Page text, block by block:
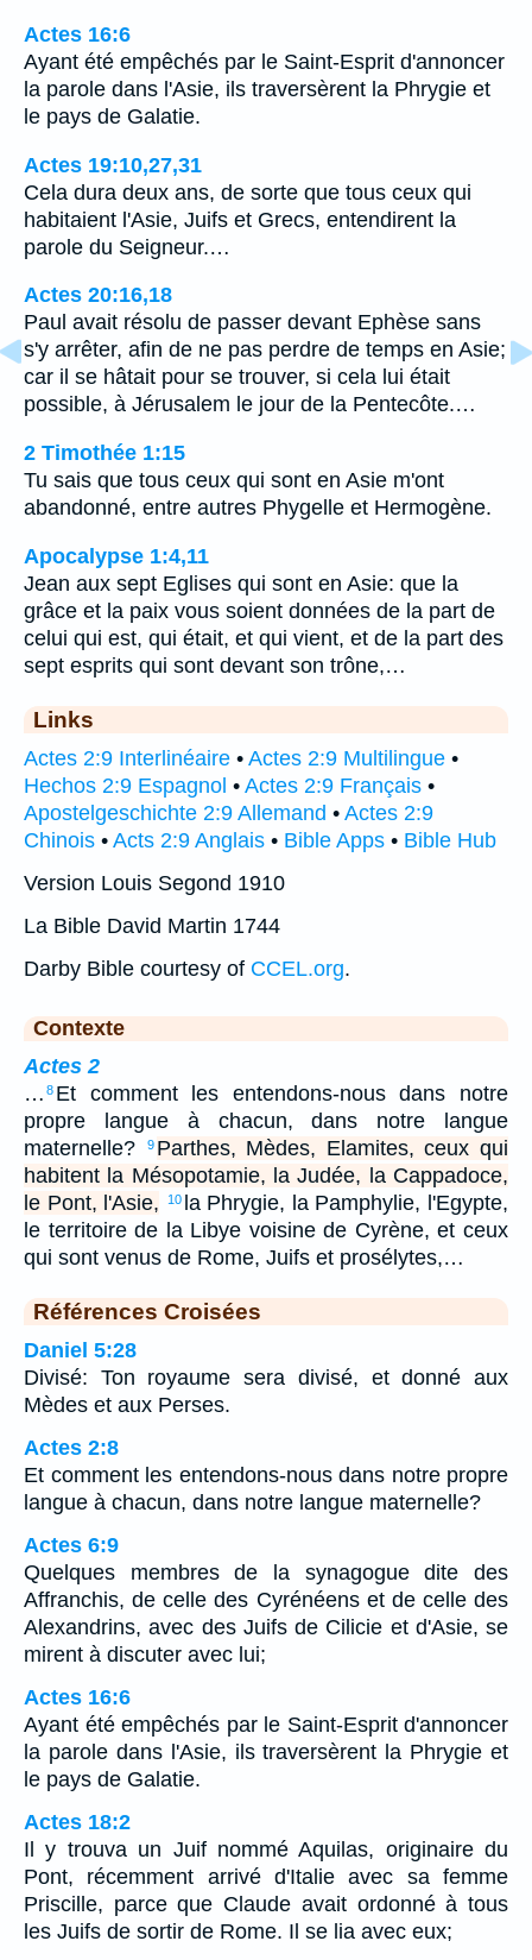
Actes 16:6
Ayant été empêchés par le Saint-Esprit d'annoncer
la parole dans l'Asie, ils traversèrent la Phrygie et
le pays de Galatie.
Actes 19:10,27,31
Cela dura deux ans, de sorte que tous ceux qui
habitaient l'Asie, Juifs et Grecs, entendirent la
parole du Seigneur.…
Actes 20:16,18
Paul avait résolu de passer devant Ephèse sans
s'y arrêter, afin de ne pas perdre de temps en Asie;
car il se hâtait pour se trouver, si cela lui était
possible, à Jérusalem le jour de la Pentecôte.…
2 Timothée 1:15
Tu sais que tous ceux qui sont en Asie m'ont
abandonné, entre autres Phygelle et Hermogène.
Apocalypse 1:4,11
Jean aux sept Eglises qui sont en Asie: que la
grâce et la paix vous soient données de la part de
celui qui est, qui était, et qui vient, et de la part des
sept esprits qui sont devant son trône,…
Links
Actes 2:9 Interlinéaire • Actes 2:9 Multilingue •
Hechos 2:9 Espagnol • Actes 2:9 Français •
Apostelgeschichte 2:9 Allemand • Actes 2:9
Chinois • Acts 2:9 Anglais • Bible Apps • Bible Hub
Version Louis Segond 1910
La Bible David Martin 1744
Darby Bible courtesy of CCEL.org.
Contexte
Actes 2
… 8 Et comment les entendons-nous dans notre
propre langue à chacun, dans notre langue
maternelle?
9 Parthes, Mèdes, Elamites, ceux qui
habitent la Mésopotamie, la Judée, la Cappadoce,
le Pont, l'Asie,
10 la Phrygie, la Pamphylie, l'Egypte,
le territoire de la Libye voisine de Cyrène, et ceux
qui sont venus de Rome, Juifs et prosélytes,…
Références Croisées
Daniel 5:28
Divisé: Ton royaume sera divisé, et donné aux
Mèdes et aux Perses.
Actes 2:8
Et comment les entendons-nous dans notre propre
langue à chacun, dans notre langue maternelle?
Actes 6:9
Quelques membres de la synagogue dite des
Affranchis, de celle des Cyrénéens et de celle des
Alexandrins, avec des Juifs de Cilicie et d'Asie, se
mirent à discuter avec lui;
Actes 16:6
Ayant été empêchés par le Saint-Esprit d'annoncer
la parole dans l'Asie, ils traversèrent la Phrygie et
le pays de Galatie.
Actes 18:2
Il y trouva un Juif nommé Aquilas, originaire du
Pont, récemment arrivé d'Italie avec sa femme
Priscille, parce que Claude avait ordonné à tous
les Juifs de sortir de Rome. Il se lia avec eux;